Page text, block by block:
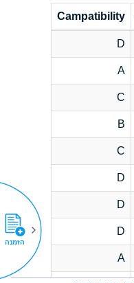
Campatibility
D
A
C
B
C
D
D
D
A
הזמנה